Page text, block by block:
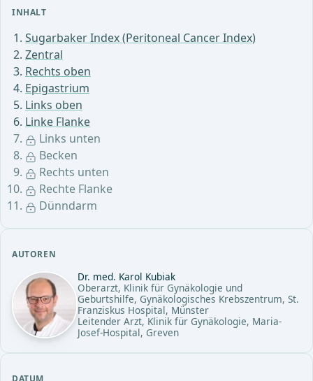
INHALT
Sugarbaker Index (Peritoneal Cancer Index)
Zentral
Rechts oben
Epigastrium
Links oben
Linke Flanke
Links unten
Becken
Rechts unten
Rechte Flanke
Dünndarm
AUTOREN
Dr. med. Karol Kubiak
Oberarzt, Klinik für Gynäkologie und
Geburtshilfe, Gynäkologisches Krebszentrum, St.
Franziskus Hospital, Münster
Leitender Arzt, Klinik für Gynäkologie, Maria-
Josef-Hospital, Greven